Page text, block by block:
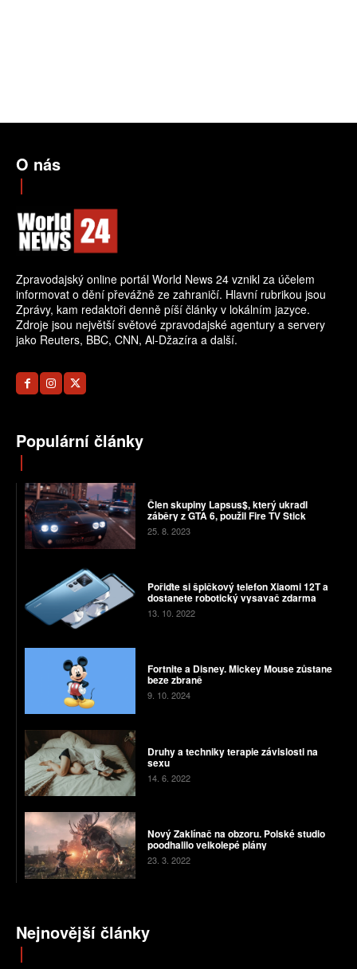
O nás
Zpravodajský online portál World News 24 vznikl za účelem
informovat o dění převážně ze zahraničí. Hlavní rubrikou jsou
Zprávy, kam redaktoři denně píší články v lokálním jazyce.
Zdroje jsou největší světové zpravodajské agentury a servery
jako Reuters, BBC, CNN, Al-Džazíra a další.
Populární články
Člen skupiny Lapsus$, který ukradl
záběry z GTA 6, použil Fire TV Stick
25. 8. 2023
Pořiďte si špičkový telefon Xiaomi 12T a
dostanete robotický vysavač zdarma
13. 10. 2022
Fortnite a Disney. Mickey Mouse zůstane
beze zbraně
9. 10. 2024
Druhy a techniky terapie závislosti na
sexu
14. 6. 2022
Nový Zaklínač na obzoru. Polské studio
poodhalilo velkolepé plány
23. 3. 2022
Nejnovější články